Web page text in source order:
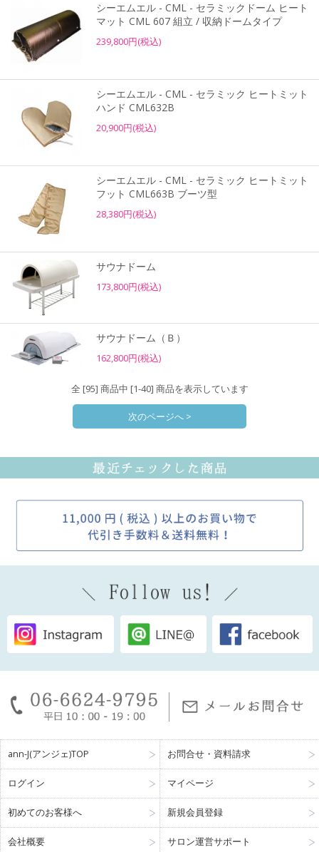
シーエムエル - CML - セラミックドーム ヒート
マット CML 607 組立 / 収納ドームタイプ
239,800円(税込)
シーエムエル - CML - セラミック ヒートミット
ハンド CML632B
20,900円(税込)
シーエムエル - CML - セラミック ヒートミット
フット CML663B ブーツ型
28,380円(税込)
サウナドーム
173,800円(税込)
サウナドーム（Ｂ）
162,800円(税込)
全 [95] 商品中 [1-40] 商品を表示しています
次のページへ >
ann-J(アンジェ)TOP お問合せ・資料請求
ログイン マイページ
初めてのお客様へ 新規会員登録
会社概要 サロン運営サポート